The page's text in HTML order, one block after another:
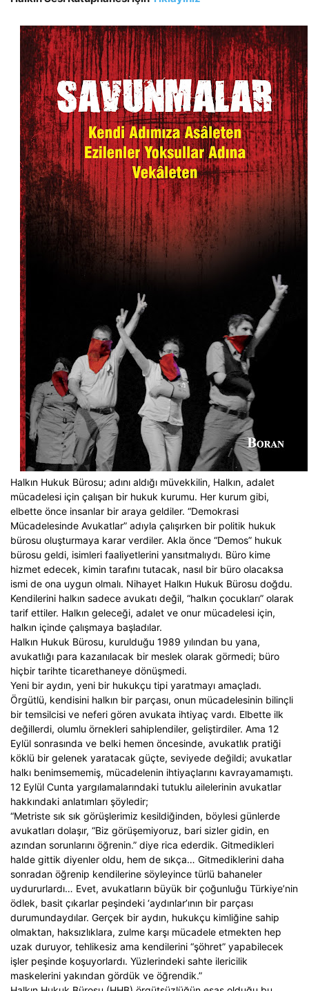
Halkın Hukuk Bürosu; adını aldığı müvekkilin, Halkın, adalet
mücadelesi için çalışan bir hukuk kurumu. Her kurum gibi,
elbette önce insanlar bir araya geldiler. “Demokrasi
Mücadelesinde Avukatlar” adıyla çalışırken bir politik hukuk
bürosu oluşturmaya karar verdiler. Akla önce “Demos” hukuk
bürosu geldi, isimleri faaliyetlerini yansıtmalıydı. Büro kime
hizmet edecek, kimin tarafını tutacak, nasıl bir büro olacaksa
ismi de ona uygun olmalı. Nihayet Halkın Hukuk Bürosu doğdu.
Kendilerini halkın sadece avukatı değil, “halkın çocukları” olarak
tarif ettiler. Halkın geleceği, adalet ve onur mücadelesi için,
halkın içinde çalışmaya başladılar.
Halkın Hukuk Bürosu, kurulduğu 1989 yılından bu yana,
avukatlığı para kazanılacak bir meslek olarak görmedi; büro
hiçbir tarihte ticarethaneye dönüşmedi.
Yeni bir aydın, yeni bir hukukçu tipi yaratmayı amaçladı.
Örgütlü, kendisini halkın bir parçası, onun mücadelesinin bilinçli
bir temsilcisi ve neferi gören avukata ihtiyaç vardı. Elbette ilk
değillerdi, olumlu örnekleri sahiplendiler, geliştirdiler. Ama 12
Eylül sonrasında ve belki hemen öncesinde, avukatlık pratiği
köklü bir gelenek yaratacak güçte, seviyede değildi; avukatlar
halkı benimsememiş, mücadelenin ihtiyaçlarını kavrayamamıştı.
12 Eylül Cunta yargılamalarındaki tutuklu ailelerinin avukatlar
hakkındaki anlatımları şöyledir;
“Metriste sık sık görüşlerimiz kesildiğinden, böylesi günlerde
avukatları dolaşır, “Biz görüşemiyoruz, bari sizler gidin, en
azından sorunlarını öğrenin.” diye rica ederdik. Gitmedikleri
halde gittik diyenler oldu, hem de sıkça… Gitmediklerini daha
sonradan öğrenip kendilerine söyleyince türlü bahaneler
uydururlardı… Evet, avukatların büyük bir çoğunluğu Türkiye’nin
ödlek, basit çıkarlar peşindeki ‘aydınlar’ının bir parçası
durumundaydılar. Gerçek bir aydın, hukukçu kimliğine sahip
olmaktan, haksızlıklara, zulme karşı mücadele etmekten hep
uzak duruyor, tehlikesiz ama kendilerini “şöhret” yapabilecek
işler peşinde koşuyorlardı. Yüzlerindeki sahte ilericilik
maskelerini yakından gördük ve öğrendik.”